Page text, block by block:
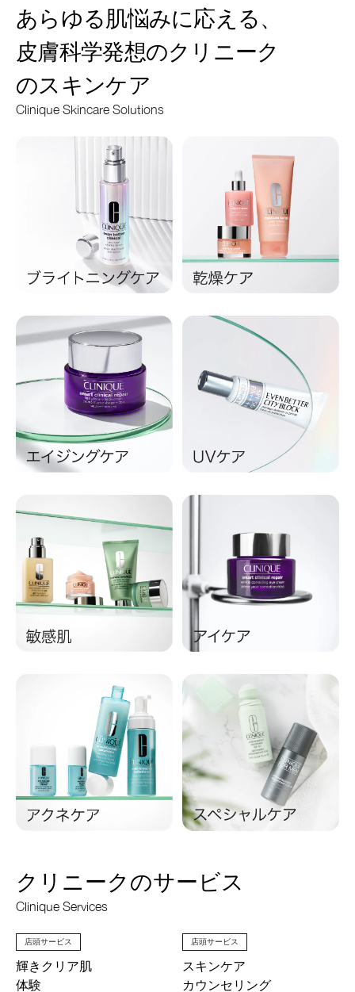
あらゆる肌悩みに応える、
皮膚科学発想のクリニーク
のスキンケア
Clinique Skincare Solutions
クリニークのサービス
Clinique Services
店頭サービス
輝きクリア肌
体験
店頭サービス
スキンケア
カウンセリング